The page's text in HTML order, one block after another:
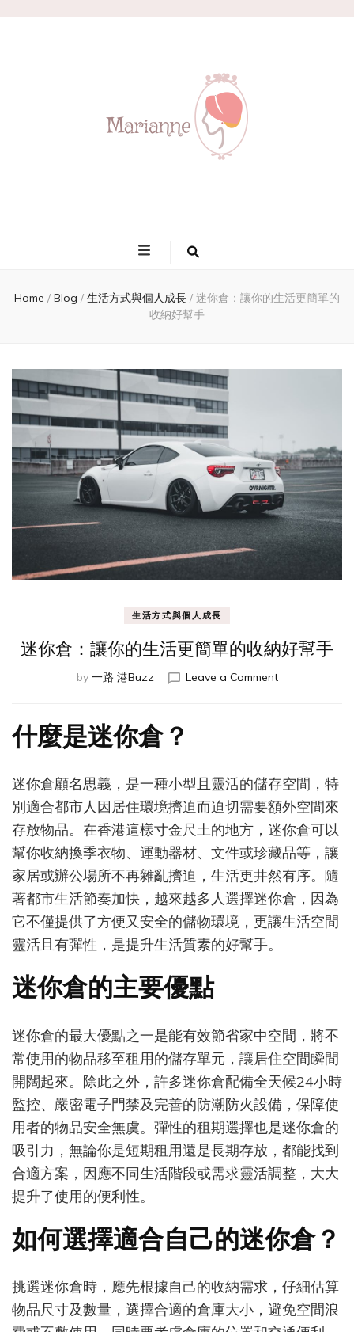
Marianne
Home / Blog / 生活方式與個人成長 / 迷你倉：讓你的生活更簡單的
收納好幫手
生活方式與個人成長
迷你倉：讓你的生活更簡單的收納好幫手
by 一路 港Buzz Leave a Commenton
的
生
活
更
簡
單
的
收
納
好
什麼是迷你倉？
迷你倉顧名思義，是一種小型且靈活的儲存空間，特
別適合都市人因居住環境擠迫而迫切需要額外空間來
存放物品。在香港這樣寸金尺土的地方，迷你倉可以
幫你收納換季衣物、運動器材、文件或珍藏品等，讓
家居或辦公場所不再雜亂擠迫，生活更井然有序。隨
著都市生活節奏加快，越來越多人選擇迷你倉，因為
它不僅提供了方便又安全的儲物環境，更讓生活空間
靈活且有彈性，是提升生活質素的好幫手。
迷你倉的主要優點
迷你倉的最大優點之一是能有效節省家中空間，將不
常使用的物品移至租用的儲存單元，讓居住空間瞬間
開闊起來。除此之外，許多迷你倉配備全天候24小時
監控、嚴密電子門禁及完善的防潮防火設備，保障使
用者的物品安全無虞。彈性的租期選擇也是迷你倉的
吸引力，無論你是短期租用還是長期存放，都能找到
合適方案，因應不同生活階段或需求靈活調整，大大
提升了使用的便利性。
如何選擇適合自己的迷你倉？
挑選迷你倉時，應先根據自己的收納需求，仔細估算
物品尺寸及數量，選擇合適的倉庫大小，避免空間浪